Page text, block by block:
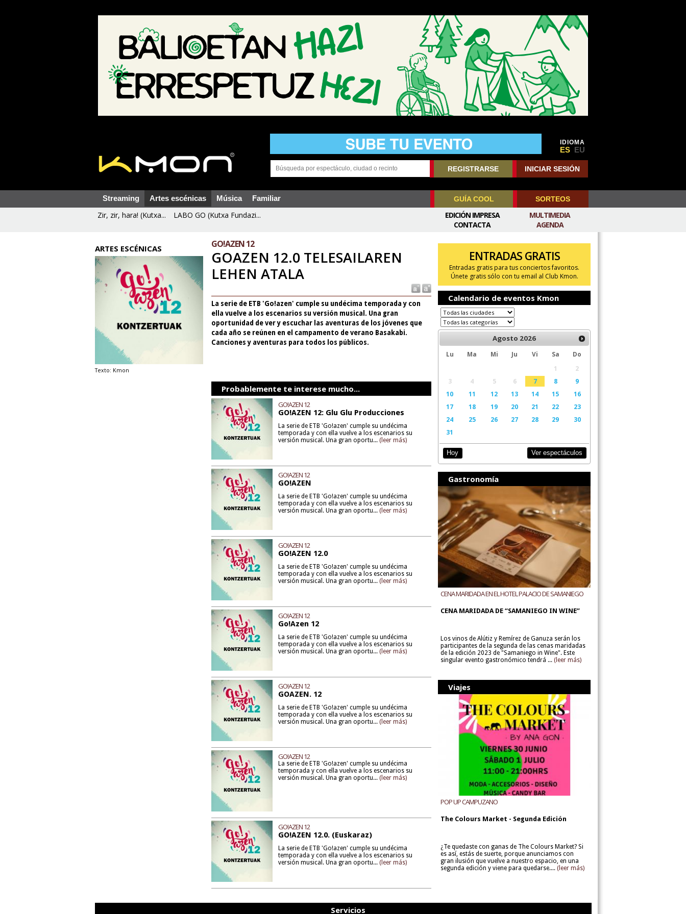
IDIOMA
ES EU
REGISTRARSE INICIAR SESIÓN
Streaming Artes escénicas Música Familiar GUÍA COOL SORTEOS
Zir, zir, hara! (Kutxa... LABO GO (Kutxa Fundazi...
MULTIMEDIA
AGENDA
EDICIÓN IMPRESA
CONTACTA
ARTES ESCÉNICAS
Texto: Kmon
GO!AZEN 12
GOAZEN 12.0 TELESAILAREN
LEHEN ATALA
La serie de ETB 'Go!azen' cumple su undécima temporada y con
ella vuelve a los escenarios su versión musical. Una gran
oportunidad de ver y escuchar las aventuras de los jóvenes que
cada año se reúnen en el campamento de verano Basakabi.
Canciones y aventuras para todos los públicos.
Probablemente te interese mucho...
GO!AZEN 12
GO!AZEN 12: Glu Glu Producciones
La serie de ETB 'Go!azen' cumple su undécima
temporada y con ella vuelve a los escenarios su
versión musical. Una gran oportu...(leer más)
GO!AZEN 12
GO!AZEN
La serie de ETB 'Go!azen' cumple su undécima
temporada y con ella vuelve a los escenarios su
versión musical. Una gran oportu...(leer más)
GO!AZEN 12
GO!AZEN 12.0
La serie de ETB 'Go!azen' cumple su undécima
temporada y con ella vuelve a los escenarios su
versión musical. Una gran oportu...(leer más)
GO!AZEN 12
Go!Azen 12
La serie de ETB 'Go!azen' cumple su undécima
temporada y con ella vuelve a los escenarios su
versión musical. Una gran oportu...(leer más)
GO!AZEN 12
GOAZEN. 12
La serie de ETB 'Go!azen' cumple su undécima
temporada y con ella vuelve a los escenarios su
versión musical. Una gran oportu...(leer más)
GO!AZEN 12
La serie de ETB 'Go!azen' cumple su undécima
temporada y con ella vuelve a los escenarios su
versión musical. Una gran oportu...(leer más)
GO!AZEN 12
GO!AZEN 12.0. (Euskaraz)
La serie de ETB 'Go!azen' cumple su undécima
temporada y con ella vuelve a los escenarios su
versión musical. Una gran oportu...(leer más)
ENTRADAS GRATIS
Entradas gratis para tus conciertos favoritos.
Únete gratis sólo con tu email al Club Kmon.
Calendario de eventos Kmon
Agosto 2026
Lu Ma Mi Ju Vi Sa
Do
1
2
3
4 5 6 7 8
9
10
11 12 13 14 15
16
17
18 19 20 21 22
23
24
25 26 27 28 29
30
31
Hoy Ver espectáculos
Gastronomía
CENA MARIDADA EN EL HOTEL PALACIO DE SAMANIEGO
CENA MARIDADA DE “SAMANIEGO IN WINE”
Los vinos de Alútiz y Remírez de Ganuza serán los
participantes de la segunda de las cenas maridadas
de la edición 2023 de "Samaniego in Wine". Este
singular evento gastronómico tendrá ... (leer más)
Viajes
POP UP CAMPUZANO
The Colours Market - Segunda Edición
¿Te quedaste con ganas de The Colours Market? Si
es así, estás de suerte, porque anunciamos con
gran ilusión que vuelve a nuestro espacio, en una
segunda edición y viene para quedarse.... (leer más)
Servicios